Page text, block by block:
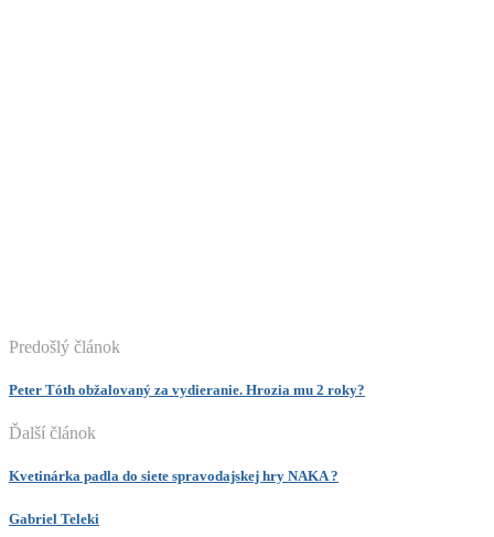
Predošlý článok
Peter Tóth obžalovaný za vydieranie. Hrozia mu 2 roky?
Ďalší článok
Kvetinárka padla do siete spravodajskej hry NAKA ?
Gabriel Teleki